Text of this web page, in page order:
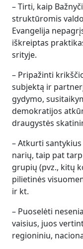
– Tirti, kaip
struktūromis
Evangelija
iškreiptas
srityje.
– Pripažinti
subjektą ir
gydymo,
demokratijos
draugystės
– Atkurti
narių, taip pat
grupių (pvz., kitų
pilietinės
ir kt.
– Puoselėti
vaisius, juos
regioniniu,